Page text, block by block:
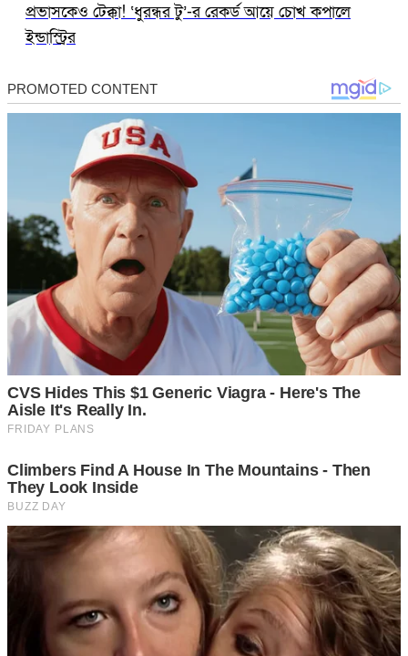
প্রভাসকেও টেক্কা! ‘ধুরন্ধর টু’-র রেকর্ড আয়ে চোখ কপালে
ইন্ডাস্ট্রির